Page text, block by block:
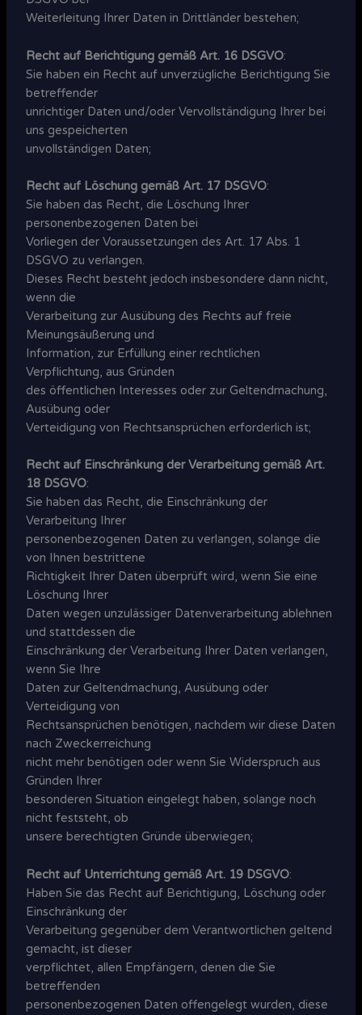
Weiterleitung Ihrer Daten in Drittländer bestehen;
Recht auf Berichtigung gemäß Art. 16 DSGVO:
Sie haben ein Recht auf unverzügliche Berichtigung Sie
betreffender
unrichtiger Daten und/oder Vervollständigung Ihrer bei
uns gespeicherten
unvollständigen Daten;
Recht auf Löschung gemäß Art. 17 DSGVO:
Sie haben das Recht, die Löschung Ihrer
personenbezogenen Daten bei
Vorliegen der Voraussetzungen des Art. 17 Abs. 1
DSGVO zu verlangen.
Dieses Recht besteht jedoch insbesondere dann nicht,
wenn die
Verarbeitung zur Ausübung des Rechts auf freie
Meinungsäußerung und
Information, zur Erfüllung einer rechtlichen
Verpflichtung, aus Gründen
des öffentlichen Interesses oder zur Geltendmachung,
Ausübung oder
Verteidigung von Rechtsansprüchen erforderlich ist;
Recht auf Einschränkung der Verarbeitung gemäß Art.
18 DSGVO:
Sie haben das Recht, die Einschränkung der
Verarbeitung Ihrer
personenbezogenen Daten zu verlangen, solange die
von Ihnen bestrittene
Richtigkeit Ihrer Daten überprüft wird, wenn Sie eine
Löschung Ihrer
Daten wegen unzulässiger Datenverarbeitung ablehnen
und stattdessen die
Einschränkung der Verarbeitung Ihrer Daten verlangen,
wenn Sie Ihre
Daten zur Geltendmachung, Ausübung oder
Verteidigung von
Rechtsansprüchen benötigen, nachdem wir diese Daten
nach Zweckerreichung
nicht mehr benötigen oder wenn Sie Widerspruch aus
Gründen Ihrer
besonderen Situation eingelegt haben, solange noch
nicht feststeht, ob
unsere berechtigten Gründe überwiegen;
Recht auf Unterrichtung gemäß Art. 19 DSGVO:
Haben Sie das Recht auf Berichtigung, Löschung oder
Einschränkung der
Verarbeitung gegenüber dem Verantwortlichen geltend
gemacht, ist dieser
verpflichtet, allen Empfängern, denen die Sie
betreffenden
personenbezogenen Daten offengelegt wurden, diese